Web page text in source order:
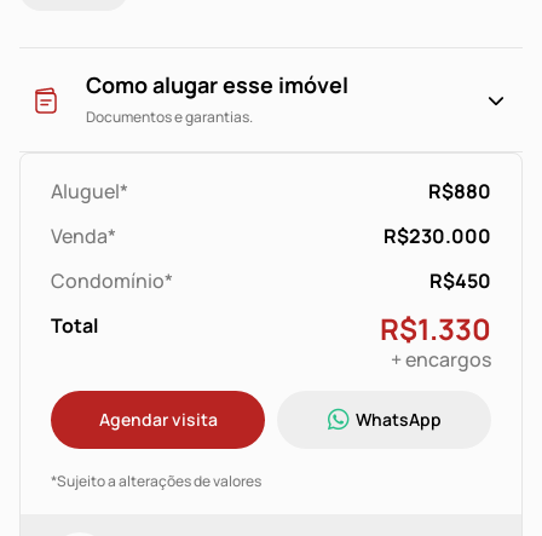
Como alugar esse imóvel
Documentos e garantias.
Aluguel*
R$880
Venda*
R$230.000
Condomínio*
R$450
Total
R$1.330
+ encargos
Agendar visita WhatsApp
*Sujeito a alterações de valores